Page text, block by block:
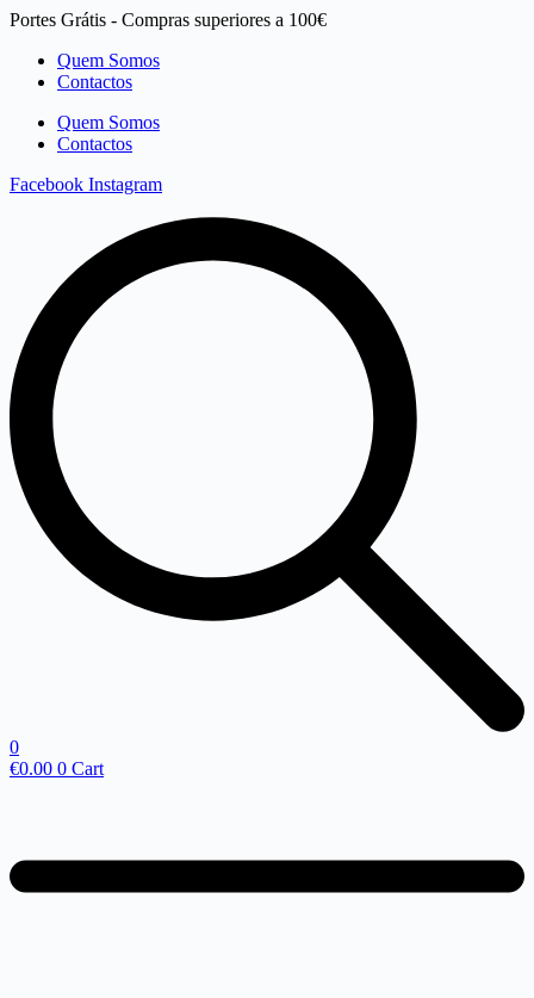
Pular
conteúdo
Portes Grátis - Compras superiores a 100€
Quem Somos
Contactos
Quem Somos
Contactos
Facebook Instagram
0
€0.00 0 Cart